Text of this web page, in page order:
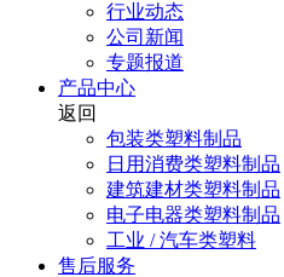
行业动态
公司新闻
专题报道
产品中心
返回
包装类塑料制品
日用消费类塑料制品
建筑建材类塑料制品
电子电器类塑料制品
工业 / 汽车类塑料
售后服务